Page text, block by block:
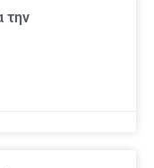
την